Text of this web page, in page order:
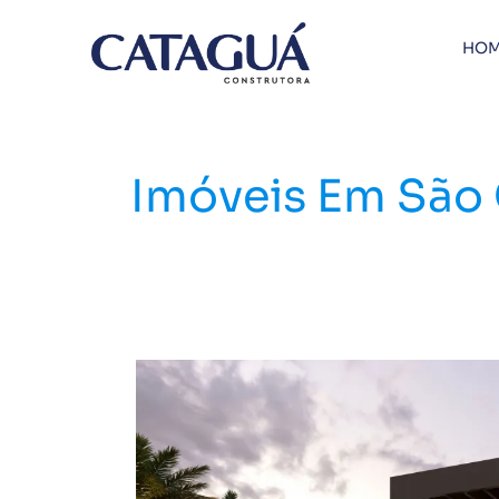
Imóveis Em São
Faixa
do
Minha
Casa